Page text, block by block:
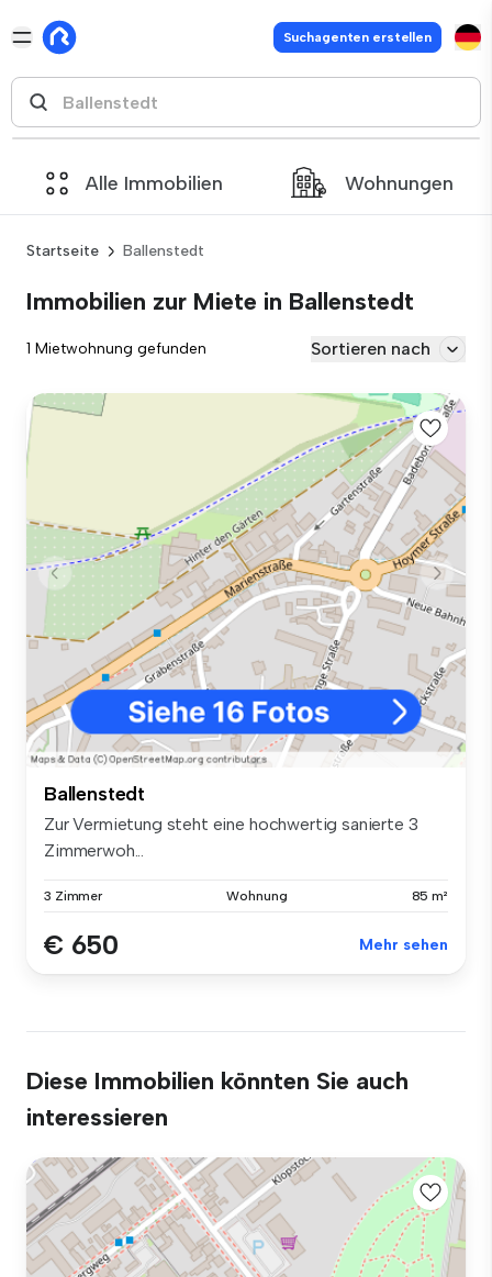
Suchagenten erstellen
Alle Immobilien Wohnungen
Startseite Ballenstedt
Immobilien zur Miete in Ballenstedt
1 Mietwohnung gefunden Sortieren nach
Ballenstedt
Zur Vermietung steht eine hochwertig sanierte 3
Zimmerwoh...
3 Zimmer Wohnung 85 m²
€ 650 Mehr sehen
Diese Immobilien könnten Sie auch
interessieren